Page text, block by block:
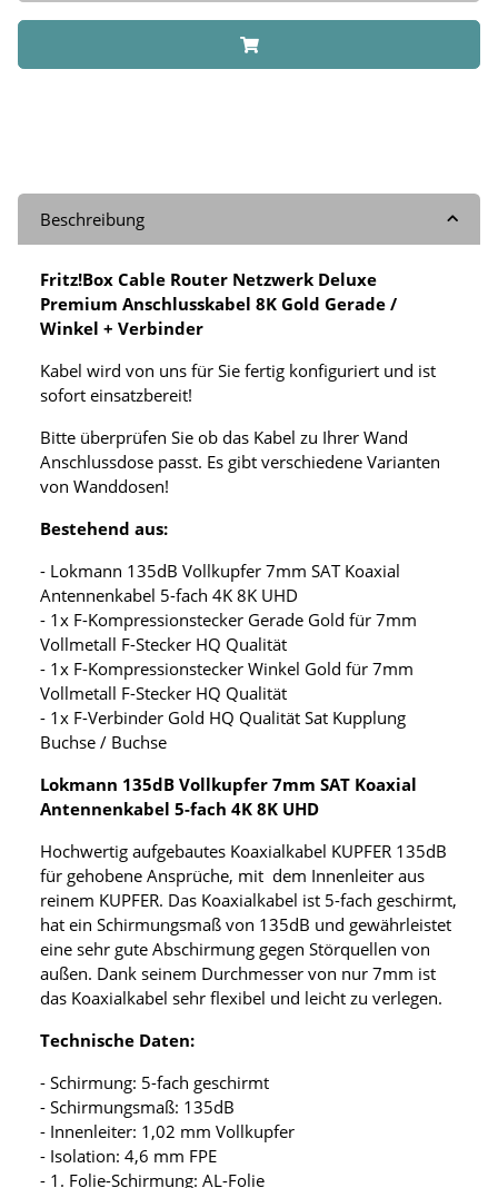
Beschreibung
Fritz!Box Cable Router Netzwerk Deluxe
Premium Anschlusskabel 8K Gold Gerade /
Winkel + Verbinder
Kabel wird von uns für Sie fertig konfiguriert und ist
sofort einsatzbereit!
Bitte überprüfen Sie ob das Kabel zu Ihrer Wand
Anschlussdose passt. Es gibt verschiedene Varianten
von Wanddosen!
Bestehend aus:
- Lokmann 135dB Vollkupfer 7mm SAT Koaxial
Antennenkabel 5-fach 4K 8K UHD
- 1x F-Kompressionstecker Gerade Gold für 7mm
Vollmetall F-Stecker HQ Qualität
- 1x F-Kompressionstecker Winkel Gold für 7mm
Vollmetall F-Stecker HQ Qualität
- 1x F-Verbinder Gold HQ Qualität Sat Kupplung
Buchse / Buchse
Lokmann 135dB Vollkupfer 7mm SAT Koaxial
Antennenkabel 5-fach 4K 8K UHD
Hochwertig aufgebautes Koaxialkabel KUPFER 135dB
für gehobene Ansprüche, mit dem Innenleiter aus
reinem KUPFER. Das Koaxialkabel ist 5-fach geschirmt,
hat ein Schirmungsmaß von 135dB und gewährleistet
eine sehr gute Abschirmung gegen Störquellen von
außen. Dank seinem Durchmesser von nur 7mm ist
das Koaxialkabel sehr flexibel und leicht zu verlegen.
Technische Daten:
- Schirmung: 5-fach geschirmt
- Schirmungsmaß: 135dB
- Innenleiter: 1,02 mm Vollkupfer
- Isolation: 4,6 mm FPE
- 1. Folie-Schirmung: AL-Folie